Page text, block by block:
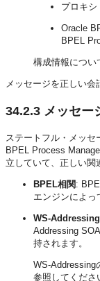
プロキ
Oracle
BPEL
構成情報につい
メッセージを正しい会
34.2.3 メッセー
ステートフル・メッ
BPEL Process
立していて、正しい関
BPEL相関:
エンジンによ
WS-
Addressing
持されます。
WS-Addressing
参照してくださ